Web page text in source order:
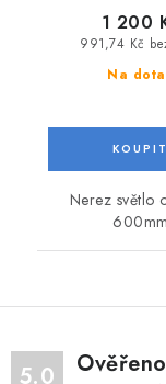
Na
991,74 Kč
1 200
Nerez světlo
600mm
5.0